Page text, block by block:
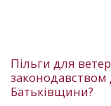
Пільги для
законодавством
Батьківщини?